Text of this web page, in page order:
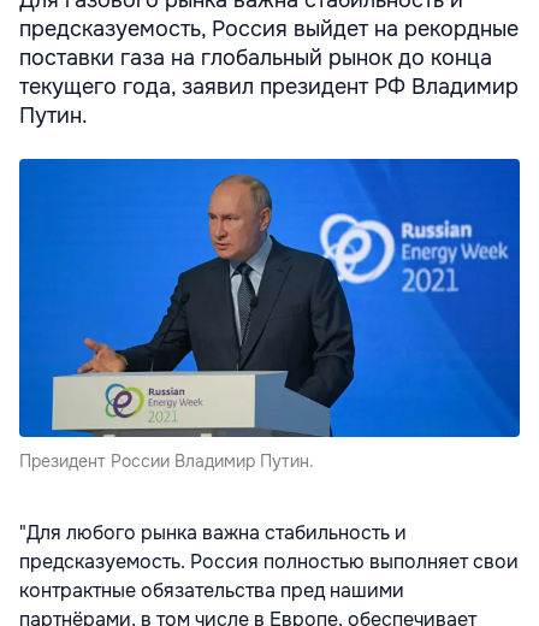
предсказуемость, Россия выйдет на рекордные
поставки газа на глобальный рынок до конца
текущего года, заявил президент РФ Владимир
Путин.
Президент России Владимир Путин.
"Для любого рынка важна стабильность и
предсказуемость. Россия полностью выполняет свои
контрактные обязательства пред нашими
партнёрами, в том числе в Европе, обеспечивает